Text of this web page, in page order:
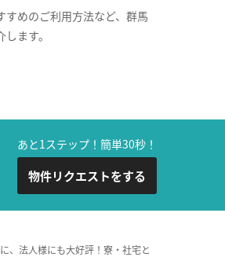
めのご利用方法など、群馬
ます。
あと1ステップ！簡単30秒！
物件リクエストをする
、法人様にも大好評！寮・社宅と